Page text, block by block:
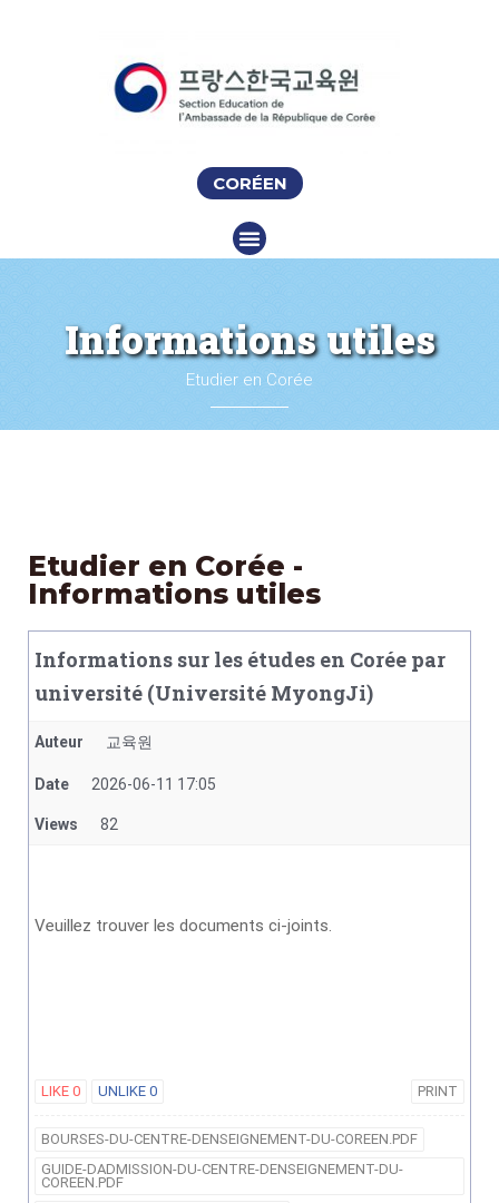
CORÉEN
Informations utiles
Etudier en Corée
Etudier en Corée -
Informations utiles
Informations sur les études en Corée par
université (Université MyongJi)
Auteur 교육원
Date 2026-06-11 17:05
Views 82
Veuillez trouver les documents ci-joints.
LIKE 0 UNLIKE 0 PRINT
BOURSES-DU-CENTRE-DENSEIGNEMENT-DU-COREEN.PDF
GUIDE-DADMISSION-DU-CENTRE-DENSEIGNEMENT-DU-
COREEN.PDF